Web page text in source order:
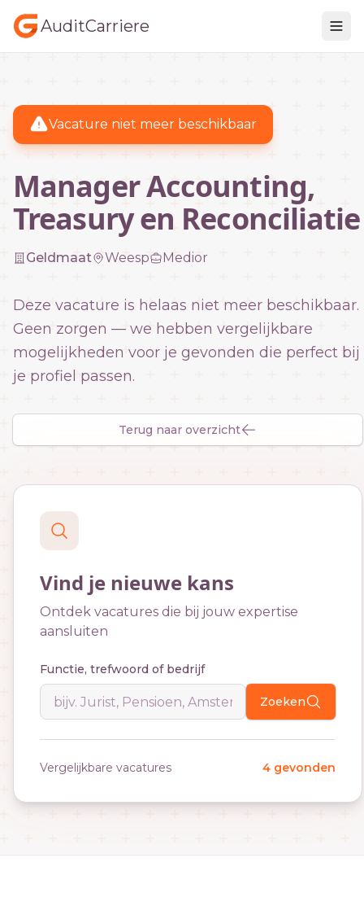
AuditCarriere
Vacature niet meer beschikbaar
Manager Accounting,
Treasury en Reconciliatie
Geldmaat Weesp Medior
Deze vacature is helaas niet meer beschikbaar.
Geen zorgen — we hebben vergelijkbare
mogelijkheden voor je gevonden die perfect bij
je profiel passen.
Terug naar overzicht
Vind je nieuwe kans
Ontdek vacatures die bij jouw expertise
aansluiten
Functie, trefwoord of bedrijf
Zoeken
Vergelijkbare vacatures 4 gevonden